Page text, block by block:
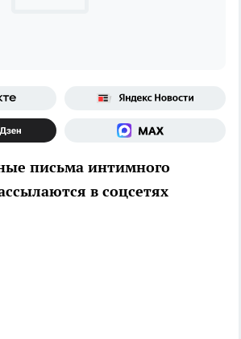
письма интимного
в соцсетях